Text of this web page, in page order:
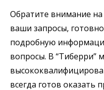
Обратите внимание
ваши запросы,
подробную
вопросы. В “Тиберри”
всегда готов оказать